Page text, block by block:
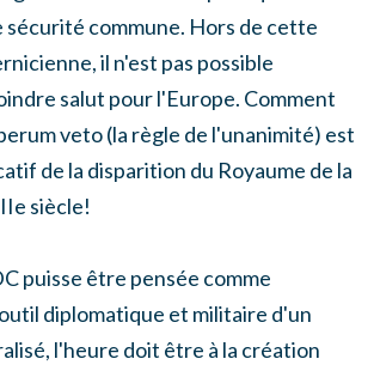
commune. Hors de cette
il n'est pas possible
salut pour l'Europe. Comment
veto (la règle de l'unanimité) est
de la disparition du Royaume de la
siècle!
puisse être pensée comme
diplomatique et militaire d'un
l'heure doit être à la création